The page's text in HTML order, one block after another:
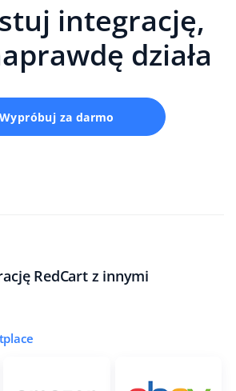
integrację,
działa
Wypróbuj za darmo
RedCart z innymi